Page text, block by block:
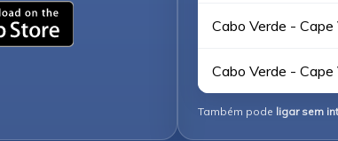
Cabo Verde - Cape
Cabo Verde - Cape
Também pode ligar sem